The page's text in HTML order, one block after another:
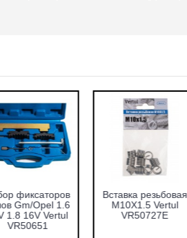
фиксаторов
VAG 1.2 TFSI
VR50661
Набор фрез для
восстановления
гнёзд дизельных